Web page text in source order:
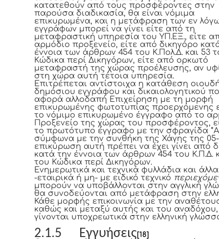
κατατεθούν από τους προσφέροντες στην
παρούσα διαδικασία, θα είναι νόμιμα
επικυρωμένα, και η μετάφραση των εν
εγγράφων μπορεί να γίνει είτε από τη
μεταφραστική υπηρεσία του ΥΠ.ΕΞ., είτε
αρμόδιο προξενείο, είτε από δικηγόρο
έννοια των άρθρων 454 του Κ.Πολ.Δ. και 53
Κώδικα περί Δικηγόρων, είτε από ορκωτό
μεταφραστή της χώρας προέλευσης, αν
στη χώρα αυτή τέτοια υπηρεσία.
Επιτρέπεται αντίστοιχα η κατάθεση
δημόσιου εγγράφου και δικαιολογητικού
αφορά αλλοδαπή Επιχείρηση με τη μορφή
επικυρωμένης φωτοτυπίας προερχόμενης
το νόμιμο επικυρωμένο έγγραφο από το
Προξενείο της χώρας του προσφέροντος,
το πρωτότυπο έγγραφο με την σφραγίδα
σύμφωνα με την συνθήκη της Χάγης της 05-
επικύρωση αυτή πρέπει να έχει γίνει από
κατά την έννοια των άρθρων 454 του Κ.Π.Δ.
του Κώδικα περί Δικηγόρων.
Ενημερωτικά και τεχνικά φυλλάδια και
-εταιρικά ή μη- με ειδικό τεχνικό
μπορούν να υποβάλλονται στην αγγλική
θα συνοδεύονται από μετάφραση στην
Κάθε μορφής επικοινωνία με την
καθώς και μεταξύ αυτής και του
γίνονται υποχρεωτικά στην ελληνική
2.1.5 Εγγυήσεις[18]